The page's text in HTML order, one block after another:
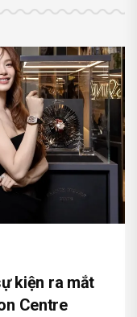
kiện ra mắt
Centre